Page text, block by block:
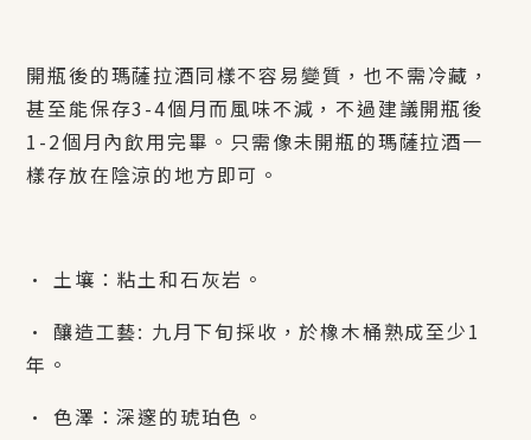
開瓶後的瑪薩拉酒同樣不容易變質，也不需冷藏，
甚至能保存3-4個月而風味不減，不過建議開瓶後
1-2個月內飲用完畢。只需像未開瓶的瑪薩拉酒一
樣存放在陰涼的地方即可。
• 土壤：粘土和石灰岩。
•釀造工藝: 九月下旬採收，於橡木桶熟成至少1
年。
•色澤：深邃的琥珀色。